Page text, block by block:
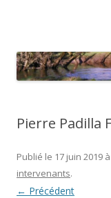
Pierre Padilla
Publié le 17 juin 2019 à
intervenants.
← Précédent